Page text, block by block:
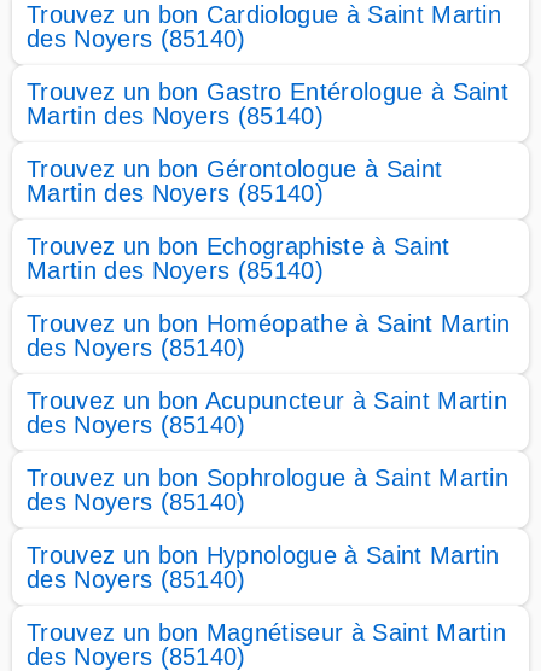
Trouvez un bon Cardiologue à Saint Martin
des Noyers (85140)
Trouvez un bon Gastro Entérologue à Saint
Martin des Noyers (85140)
Trouvez un bon Gérontologue à Saint
Martin des Noyers (85140)
Trouvez un bon Echographiste à Saint
Martin des Noyers (85140)
Trouvez un bon Homéopathe à Saint Martin
des Noyers (85140)
Trouvez un bon Acupuncteur à Saint Martin
des Noyers (85140)
Trouvez un bon Sophrologue à Saint Martin
des Noyers (85140)
Trouvez un bon Hypnologue à Saint Martin
des Noyers (85140)
Trouvez un bon Magnétiseur à Saint Martin
des Noyers (85140)